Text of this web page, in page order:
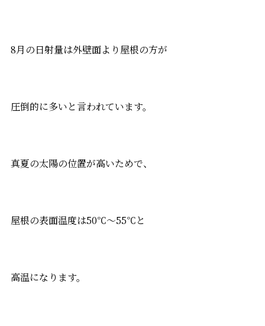
8月の日射量は外壁面より屋根の方が
圧倒的に多いと言われています。
真夏の太陽の位置が高いためで、
屋根の表面温度は50℃～55℃と
高温になります。